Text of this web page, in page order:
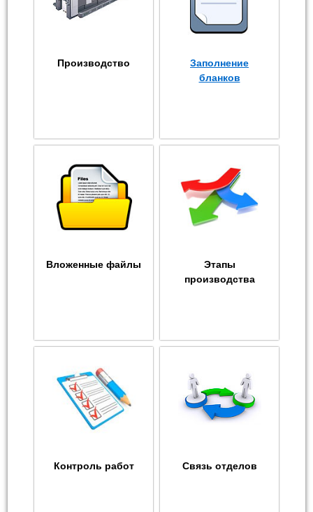
Производство
Заполнение
бланков
Вложенные файлы
Этапы
производства
Контроль работ Связь отделов